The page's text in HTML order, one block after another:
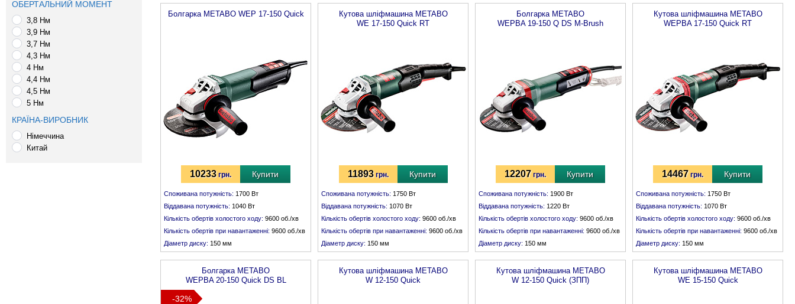
ОБЕРТАЛЬНИЙ МОМЕНТ
3,8 Нм
3,9 Нм
3,7 Нм
4,3 Нм
4 Нм
4,4 Нм
4,5 Нм
5 Нм
КРАЇНА-ВИРОБНИК
Німеччина
Китай
Болгарка METABO WEP 17-150 Quick
10233грн. Купити
Споживана потужність: 1700 Вт
Віддавана потужність: 1040 Вт
Кількість обертів холостого ходу: 9600 об./хв
Кількість обертів при навантаженні: 9600 об./хв
Діаметр диску: 150 мм
Кутова шліфмашина METABO
WE 17-150 Quick RT
11893грн. Купити
Споживана потужність: 1750 Вт
Віддавана потужність: 1070 Вт
Кількість обертів холостого ходу: 9600 об./хв
Кількість обертів при навантаженні: 9600 об./хв
Діаметр диску: 150 мм
Болгарка METABO
WEPBA 19-150 Q DS M-Brush
12207грн. Купити
Споживана потужність: 1900 Вт
Віддавана потужність: 1220 Вт
Кількість обертів холостого ходу: 9600 об./хв
Кількість обертів при навантаженні: 9600 об./хв
Діаметр диску: 150 мм
Кутова шліфмашина METABO
WEPBA 17-150 Quick RT
14467грн. Купити
Споживана потужність: 1750 Вт
Віддавана потужність: 1070 Вт
Кількість обертів холостого ходу: 9600 об./хв
Кількість обертів при навантаженні: 9600 об./хв
Діаметр диску: 150 мм
Болгарка METABO
WEPBA 20-150 Quick DS BL
-32%
Кутова шліфмашина METABO
W 12-150 Quick
Кутова шліфмашина METABO
W 12-150 Quick (ЗПП)
Кутова шліфмашина METABO
WE 15-150 Quick